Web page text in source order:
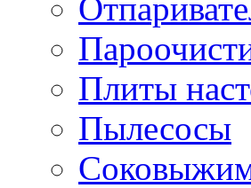
Плиты
Пылесосы